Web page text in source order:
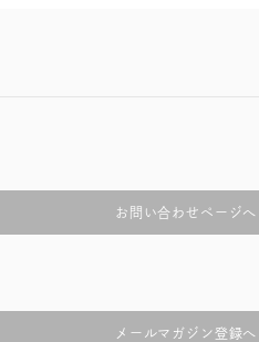
お問い合わせページへ
メールマガジン登録へ